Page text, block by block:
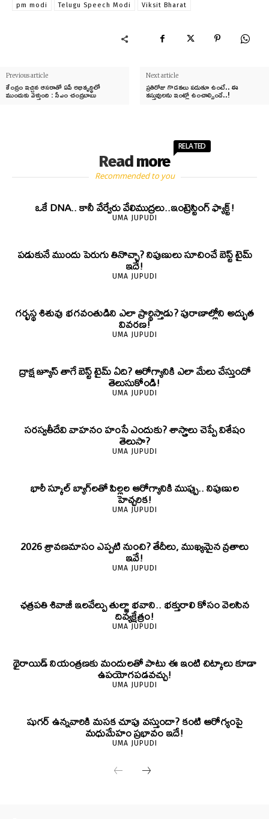
pm modi Telugu Speech Modi Viksit Bharat
Previous article
కేంద్రం ఇచ్చిన ఆసరాతో ఏపీ అభివృద్ధిలో
ముందుకు వెళ్తుంది : సీఎం చంద్రబాబు
Next article
ప్రతిరోజు గొడవలు పడుతూ ఉంటే.. ఈ
వస్తువులను ఇంట్లో ఉంచాల్సిందే..!
Read more
RELATED
Recommended to you
ఒకే DNA.. కానీ వేర్వేరు వేలిముద్రలు..ఇంట్రెస్టింగ్ ఫ్యాక్ట్!
UMA JUPUDI
పడుకునే ముందు పెరుగు తినొచ్చా? నిపుణులు సూచించే బెస్ట్ టైమ్
ఇదే!
UMA JUPUDI
గర్భస్థ శిశువు భగవంతుడిని ఎలా ప్రార్థిస్తాడు? పురాణాల్లోని అద్భుత
వివరణ!
UMA JUPUDI
ద్రాక్ష జ్యూస్ తాగే బెస్ట్ టైమ్ ఏది? ఆరోగ్యానికి ఎలా మేలు చేస్తుందో
తెలుసుకోండి!
UMA JUPUDI
సరస్వతీదేవి వాహనం హంసే ఎందుకు? శాస్త్రాలు చెప్పే విశేషం
తెలుసా?
UMA JUPUDI
భారీ స్కూల్ బ్యాగ్‌లతో పిల్లల ఆరోగ్యానికి ముప్పు.. నిపుణుల
హెచ్చరిక!
UMA JUPUDI
2026 శ్రావణమాసం ఎప్పటి నుంచి? తేదీలు, ముఖ్యమైన వ్రతాలు
ఇవే!
UMA JUPUDI
ఛత్రపతి శివాజీ ఇలవేల్పు తుల్జా భవాని.. భక్తురాలి కోసం వెలసిన
దివ్యక్షేత్రం!
UMA JUPUDI
థైరాయిడ్ నియంత్రణకు మందులతో పాటు ఈ ఇంటి చిట్కాలు కూడా
ఉపయోగపడవచ్చు!
UMA JUPUDI
షుగర్ ఉన్నవారికి మసక చూపు వస్తుందా? కంటి ఆరోగ్యంపై
మధుమేహం ప్రభావం ఇదే!
UMA JUPUDI